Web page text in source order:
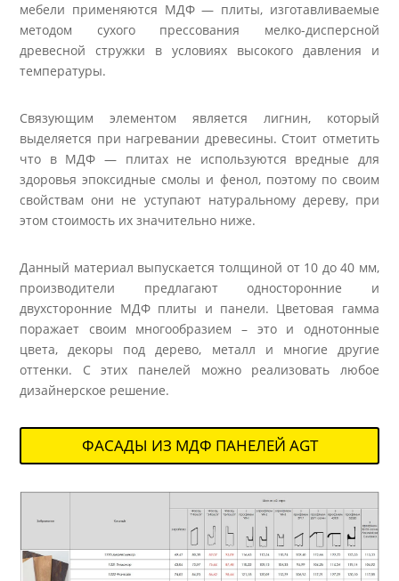
мебели применяются МДФ — плиты, изготавливаемые
методом сухого прессования мелко-дисперсной
древесной стружки в условиях высокого давления и
температуры.
Связующим элементом является лигнин, который
выделяется при нагревании древесины. Стоит отметить
что в МДФ — плитах не используются вредные для
здоровья эпоксидные смолы и фенол, поэтому по своим
свойствам они не уступают натуральному дереву, при
этом стоимость их значительно ниже.
Данный материал выпускается толщиной от 10 до 40 мм,
производители предлагают односторонние и
двухсторонние МДФ плиты и панели. Цветовая гамма
поражает своим многообразием – это и однотонные
цвета, декоры под дерево, металл и многие другие
оттенки. С этих панелей можно реализовать любое
дизайнерское решение.
ФАСАДЫ ИЗ МДФ ПАНЕЛЕЙ AGT